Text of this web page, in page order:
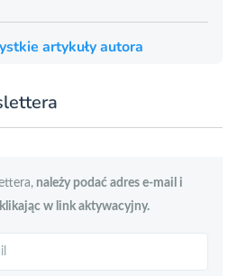
artykuły autora
należy podać adres e-mail i
w link aktywacyjny.